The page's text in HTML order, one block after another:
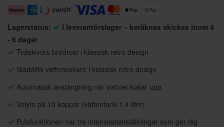
Lagerstatus:
I leverantörslager – beräknas skickas inom 4
- 6 dagar
Tvåskivors brödrost i klassisk retro design
Sladdlös vattenkokare i klassisk retro design
Automatisk avstängning när vattnet kokar upp
Volym på 10 koppar (vattentank 1,4 liter)
Pulsfunktionen har tre intensitetsinställningar som ger dig